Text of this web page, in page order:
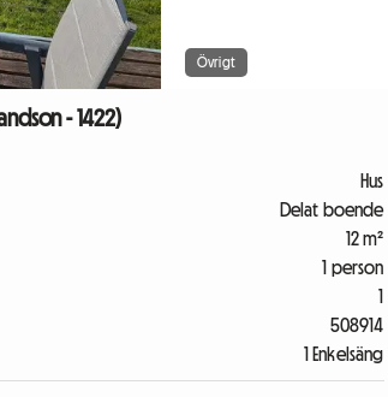
Övrigt
- 1422)
Hus
Delat boende
12 m²
1 person
1
508914
1 Enkelsäng